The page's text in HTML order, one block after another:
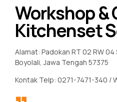
Workshop &
Kitchenset
Alamat: Padokan RT 02 RW 04
Boyolali, Jawa Tengah 57375
Kontak Telp: 0271-7471-340 /